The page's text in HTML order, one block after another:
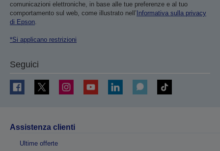
comunicazioni elettroniche, in base alle tue preferenze e al tuo
comportamento sul web, come illustrato nell’ Informativa sulla privacy
di Epson.
*Si applicano restrizioni
Seguici
Assistenza clienti
Ultime offerte